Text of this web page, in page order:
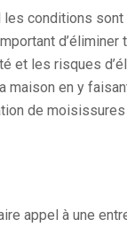
les conditions
d’éliminer
et les risques
en y
de
appel à une